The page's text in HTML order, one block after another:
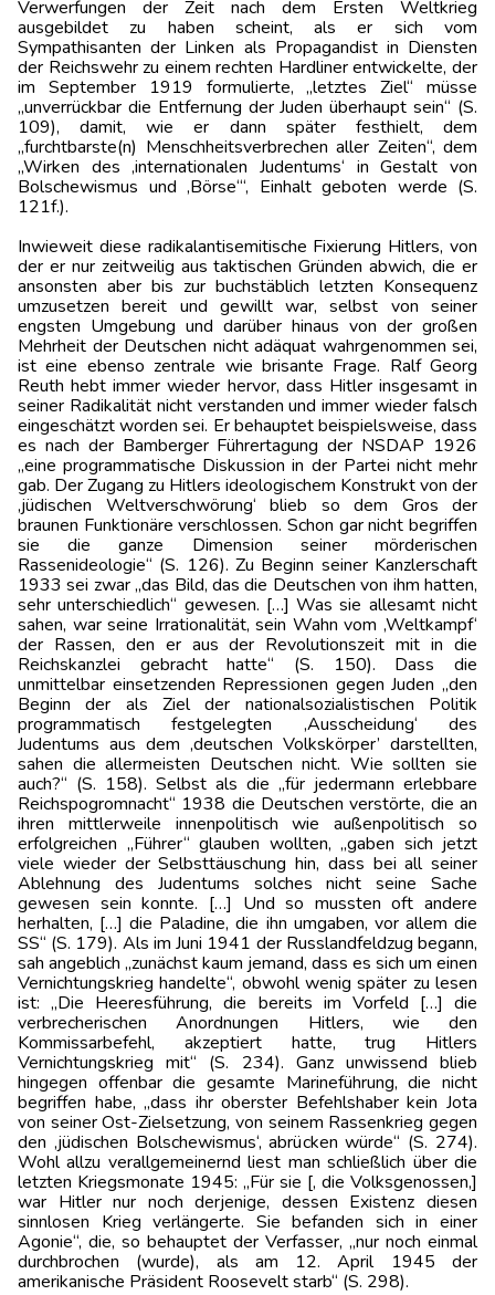
Verwerfungen der Zeit nach dem Ersten Weltkrieg
ausgebildet zu haben scheint, als er sich vom
Sympathisanten der Linken als Propagandist in Diensten
der Reichswehr zu einem rechten Hardliner entwickelte, der
im September 1919 formulierte, „letztes Ziel“ müsse
„unverrückbar die Entfernung der Juden überhaupt sein“ (S.
109), damit, wie er dann später festhielt, dem
„furchtbarste(n) Menschheitsverbrechen aller Zeiten“, dem
„Wirken des ‚internationalen Judentums‘ in Gestalt von
Bolschewismus und ‚Börse‘“, Einhalt geboten werde (S.
121f.).
Inwieweit diese radikalantisemitische Fixierung Hitlers, von
der er nur zeitweilig aus taktischen Gründen abwich, die er
ansonsten aber bis zur buchstäblich letzten Konsequenz
umzusetzen bereit und gewillt war, selbst von seiner
engsten Umgebung und darüber hinaus von der großen
Mehrheit der Deutschen nicht adäquat wahrgenommen sei,
ist eine ebenso zentrale wie brisante Frage. Ralf Georg
Reuth hebt immer wieder hervor, dass Hitler insgesamt in
seiner Radikalität nicht verstanden und immer wieder falsch
eingeschätzt worden sei. Er behauptet beispielsweise, dass
es nach der Bamberger Führertagung der NSDAP 1926
„eine programmatische Diskussion in der Partei nicht mehr
gab. Der Zugang zu Hitlers ideologischem Konstrukt von der
‚jüdischen Weltverschwörung‘ blieb so dem Gros der
braunen Funktionäre verschlossen. Schon gar nicht begriffen
sie die ganze Dimension seiner mörderischen
Rassenideologie“ (S. 126). Zu Beginn seiner Kanzlerschaft
1933 sei zwar „das Bild, das die Deutschen von ihm hatten,
sehr unterschiedlich“ gewesen. […] Was sie allesamt nicht
sahen, war seine Irrationalität, sein Wahn vom ‚Weltkampf‘
der Rassen, den er aus der Revolutionszeit mit in die
Reichskanzlei gebracht hatte“ (S. 150). Dass die
unmittelbar einsetzenden Repressionen gegen Juden „den
Beginn der als Ziel der nationalsozialistischen Politik
programmatisch festgelegten ‚Ausscheidung‘ des
Judentums aus dem ‚deutschen Volkskörper’ darstellten,
sahen die allermeisten Deutschen nicht. Wie sollten sie
auch?“ (S. 158). Selbst als die „für jedermann erlebbare
Reichspogromnacht“ 1938 die Deutschen verstörte, die an
ihren mittlerweile innenpolitisch wie außenpolitisch so
erfolgreichen „Führer“ glauben wollten, „gaben sich jetzt
viele wieder der Selbsttäuschung hin, dass bei all seiner
Ablehnung des Judentums solches nicht seine Sache
gewesen sein konnte. […] Und so mussten oft andere
herhalten, […] die Paladine, die ihn umgaben, vor allem die
SS“ (S. 179). Als im Juni 1941 der Russlandfeldzug begann,
sah angeblich „zunächst kaum jemand, dass es sich um einen
Vernichtungskrieg handelte“, obwohl wenig später zu lesen
ist: „Die Heeresführung, die bereits im Vorfeld […] die
verbrecherischen Anordnungen Hitlers, wie den
Kommissarbefehl, akzeptiert hatte, trug Hitlers
Vernichtungskrieg mit“ (S. 234). Ganz unwissend blieb
hingegen offenbar die gesamte Marineführung, die nicht
begriffen habe, „dass ihr oberster Befehlshaber kein Jota
von seiner Ost-Zielsetzung, von seinem Rassenkrieg gegen
den ‚jüdischen Bolschewismus‘, abrücken würde“ (S. 274).
Wohl allzu verallgemeinernd liest man schließlich über die
letzten Kriegsmonate 1945: „Für sie [, die Volksgenossen,]
war Hitler nur noch derjenige, dessen Existenz diesen
sinnlosen Krieg verlängerte. Sie befanden sich in einer
Agonie“, die, so behauptet der Verfasser, „nur noch einmal
durchbrochen (wurde), als am 12. April 1945 der
amerikanische Präsident Roosevelt starb“ (S. 298).